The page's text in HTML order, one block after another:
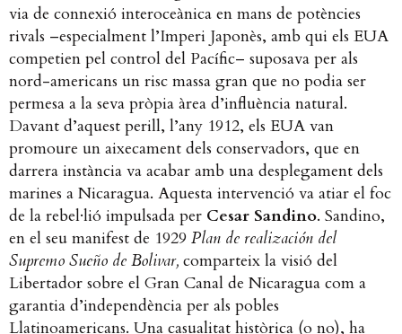
via de connexió interoceànica en mans de potències
rivals –especialment l’Imperi Japonès, amb qui els EUA
competien pel control del Pacífic– suposava per als
nord-americans un risc massa gran que no podia ser
permesa a la seva pròpia àrea d’influència natural.
Davant d’aquest perill, l’any 1912, els EUA van
promoure un aixecament dels conservadors, que en
darrera instància va acabar amb una desplegament dels
marines a Nicaragua. Aquesta intervenció va atiar el foc
de la rebel·lió impulsada per Cesar Sandino. Sandino,
en el seu manifest de 1929 Plan de realización del
Supremo Sueño de Bolivar, comparteix la visió del
Libertador sobre el Gran Canal de Nicaragua com a
garantia d’independència per als pobles
Llatinoamericans. Una casualitat històrica (o no), ha